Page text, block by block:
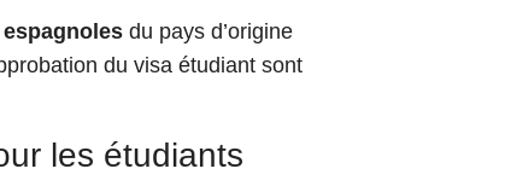
du pays d’origine
du visa étudiant sont
les étudiants